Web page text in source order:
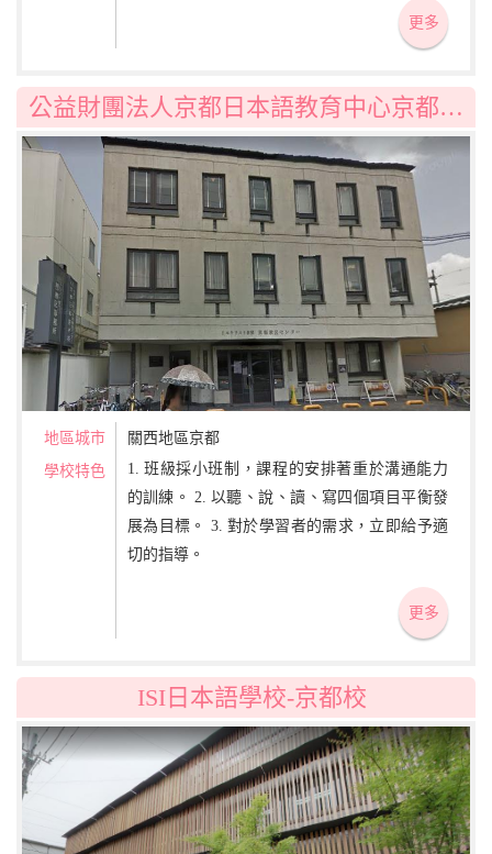
策講座，並為美術系大學升學者開設美術基礎
更多
公益財團法人京都日本語教育中心京都日本語學校
地區城市
關西地區京都
學校特色
1. 班級採小班制，課程的安排著重於溝通能力
的訓練。 2. 以聽、說、讀、寫四個項目平衡發
展為目標。 3. 對於學習者的需求，立即給予適
切的指導。
更多
ISI日本語學校-京都校